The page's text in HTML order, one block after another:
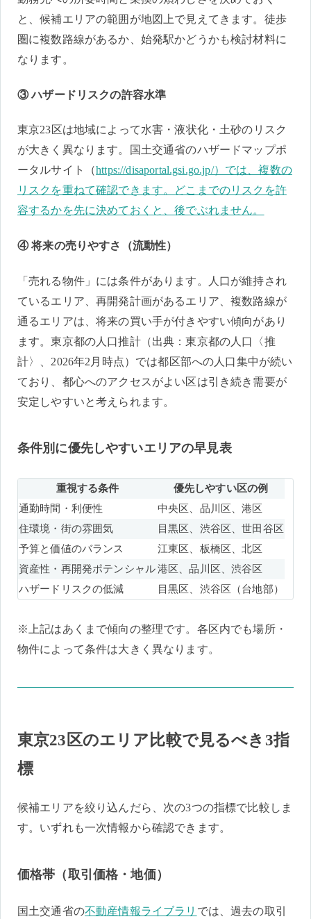
と、候補エリアの範囲が地図上で見えてきます。徒歩
圏に複数路線があるか、始発駅かどうかも検討材料に
なります。
③ ハザードリスクの許容水準
東京23区は地域によって水害・液状化・土砂のリスク
が大きく異なります。国土交通省のハザードマップポ
ータルサイト（https://disaportal.gsi.go.jp/）では、複数の
リスクを重ねて確認できます。どこまでのリスクを許
容するかを先に決めておくと、後でぶれません。
④ 将来の売りやすさ（流動性）
「売れる物件」には条件があります。人口が維持され
ているエリア、再開発計画があるエリア、複数路線が
通るエリアは、将来の買い手が付きやすい傾向があり
ます。東京都の人口推計（出典：東京都の人口〈推
計〉、2026年2月時点）では都区部への人口集中が続い
ており、都心へのアクセスがよい区は引き続き需要が
安定しやすいと考えられます。
条件別に優先しやすいエリアの早見表
重視する条件
優先しやすい区の例
通勤時間・利便性
中央区、品川区、港区
住環境・街の雰囲気
目黒区、渋谷区、世田谷区
予算と価値のバランス
江東区、板橋区、北区
資産性・再開発ポテンシャル港区、品川区、渋谷区
ハザードリスクの低減
目黒区、渋谷区（台地部）
※上記はあくまで傾向の整理です。各区内でも場所・
物件によって条件は大きく異なります。
東京23区のエリア比較で見るべき3指
標
候補エリアを絞り込んだら、次の3つの指標で比較しま
す。いずれも一次情報から確認できます。
価格帯（取引価格・地価）
国土交通省の不動産情報ライブラリ では、過去の取引